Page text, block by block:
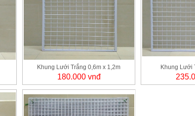
Khung Lưới Trắng 0,6m x 1,2m
180.000 vnđ
Khung Lưới